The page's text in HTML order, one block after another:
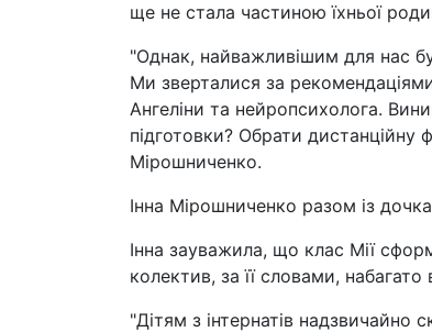
ще не стала частиною їхньої
"Однак, найважливішим для нас
Ми зверталися за
Ангеліни та нейропсихолога.
підготовки? Обрати дистанційну
Мірошниченко.
Інна Мірошниченко разом із
Інна зауважила, що клас Мії
колектив, за її словами, набагато
"Дітям з інтернатів надзвичайно